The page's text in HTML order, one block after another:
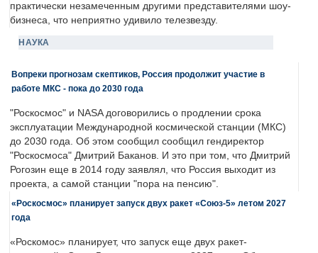
практически незамеченным другими представителями шоу-
бизнеса, что неприятно удивило телезвезду.
НАУКА
Вопреки прогнозам скептиков, Россия продолжит участие в
работе МКС - пока до 2030 года
"Роскосмос" и NASA договорились о продлении срока
эксплуатации Международной космической станции (МКС)
до 2030 года. Об этом сообщил сообщил гендиректор
"Роскосмоса" Дмитрий Баканов. И это при том, что Дмитрий
Рогозин еще в 2014 году заявлял, что Россия выходит из
проекта, а самой станции "пора на пенсию".
«Роскосмос» планирует запуск двух ракет «Союз-5» летом 2027
года
«Роскомос» планирует, что запуск еще двух ракет-